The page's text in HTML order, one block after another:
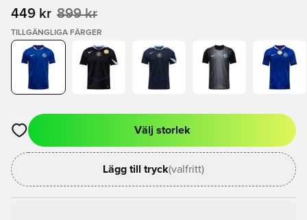
449 kr 899 kr
TILLGÄNGLIGA FÄRGER
Öppnar en Modal för att logga in eller registrera dig som
Välj storlek
Lägg till tryck(valfritt)